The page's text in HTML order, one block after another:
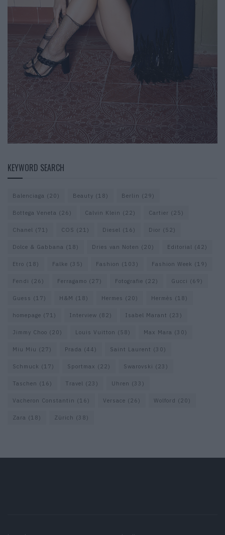
KEYWORD SEARCH
Balenciaga (20) Beauty (18) Berlin (29)
Bottega Veneta (26) Calvin Klein (22) Cartier (25)
Chanel (71) COS (21) Diesel (16) Dior (52)
Dolce & Gabbana (18) Dries van Noten (20) Editorial (42)
Etro (18) Falke (35) Fashion (103) Fashion Week (19)
Fendi (26) Ferragamo (27) Fotografie (22) Gucci (69)
Guess (17) H&M (18) Hermes (20) Hermès (18)
homepage (71) Interview (82) Isabel Marant (23)
Jimmy Choo (20) Louis Vuitton (58) Max Mara (30)
Miu Miu (27) Prada (44) Saint Laurent (30)
Schmuck (17) Sportmax (22) Swarovski (23)
Taschen (16) Travel (23) Uhren (33)
Vacheron Constantin (16) Versace (26) Wolford (20)
Zara (18) Zürich (38)